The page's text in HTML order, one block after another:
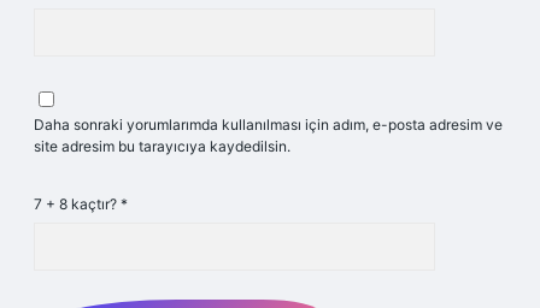
Daha sonraki yorumlarımda kullanılması için adım, e-posta adresim ve
site adresim bu tarayıcıya kaydedilsin.
7 + 8 kaçtır? *